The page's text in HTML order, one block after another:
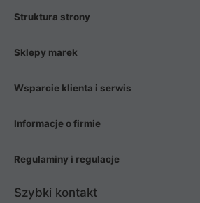
Struktura strony
Sklepy marek
Wsparcie klienta i serwis
Informacje o firmie
Regulaminy i regulacje
Szybki kontakt